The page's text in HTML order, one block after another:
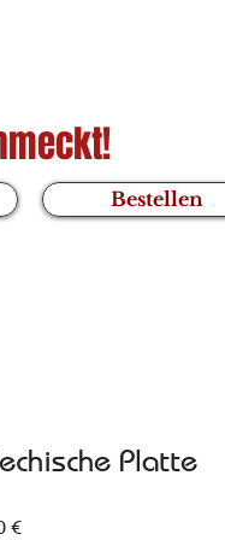
Bestellen
Platte
€Preis